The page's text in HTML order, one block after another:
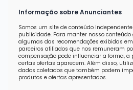
Informação sobre Anunciantes
Somos um site de conteúdo
publicidade. Para manter nosso
algumas das recomendações exibidas
parceiros afiliados que nos remuneram
compensação pode influenciar a forma, a
certas ofertas aparecem. Além disso,
dados coletados que também podem
produtos e ofertas apresentados.